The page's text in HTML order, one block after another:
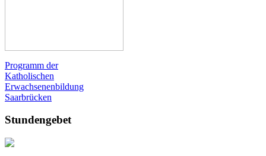
Programm der
Katholischen
Erwachsenenbildung
Saarbrücken
Stundengebet